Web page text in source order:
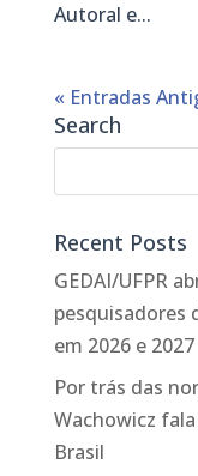
Autoral e...
« Entradas
Search
Recent Posts
GEDAI/UFPR
pesquisadores
em 2026 e 2027
Por trás das
Wachowicz
Brasil